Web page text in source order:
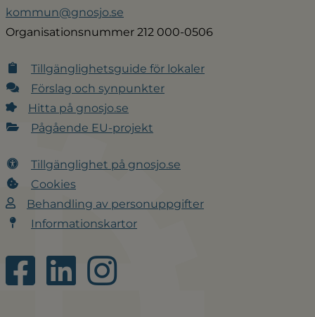
kommun@gnosjo.se
Organisationsnummer 212 000-0506
Tillgänglighetsguide för lokaler
Förslag och synpunkter
Hitta på gnosjo.se
Pågående EU-projekt
Tillgänglighet på gnosjo.se
Cookies
Behandling av personuppgifter
Informationskartor